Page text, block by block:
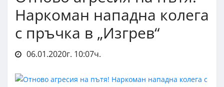
Наркоман нападна колега
с пръчка в „Изгрев“
06.01.2020г. 10:07ч.